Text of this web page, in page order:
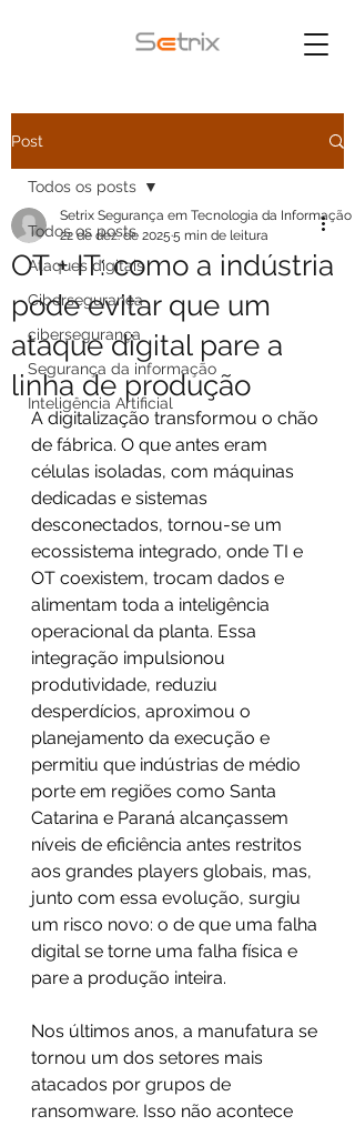
Post
Todos os posts
Ataques digitais
Cibersegurança
cibersegurança
Segurança da informação
Inteligência Artificial
Todos os posts
OT + IT: como a indústria
pode evitar que um
ataque digital pare a
linha de produção
Setrix Segurança em Tecnologia da Informação
22 de dez. de 2025 5 min de leitura
A digitalização transformou o chão
de fábrica. O que antes eram
células isoladas, com máquinas
dedicadas e sistemas
desconectados, tornou-se um
ecossistema integrado, onde TI e
OT coexistem, trocam dados e
alimentam toda a inteligência
operacional da planta. Essa
integração impulsionou
produtividade, reduziu
desperdícios, aproximou o
planejamento da execução e
permitiu que indústrias de médio
porte em regiões como Santa
Catarina e Paraná alcançassem
níveis de eficiência antes restritos
aos grandes players globais, mas,
junto com essa evolução, surgiu
um risco novo: o de que uma falha
digital se torne uma falha física e
pare a produção inteira.
Nos últimos anos, a manufatura se
tornou um dos setores mais
atacados por grupos de
ransomware. Isso não acontece